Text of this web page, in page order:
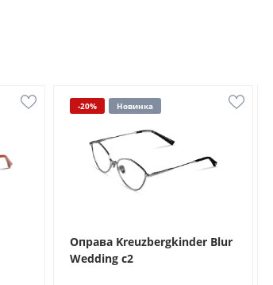
-20% Новинка
Оправа Kreuzbergkinder Blur
Wedding c2